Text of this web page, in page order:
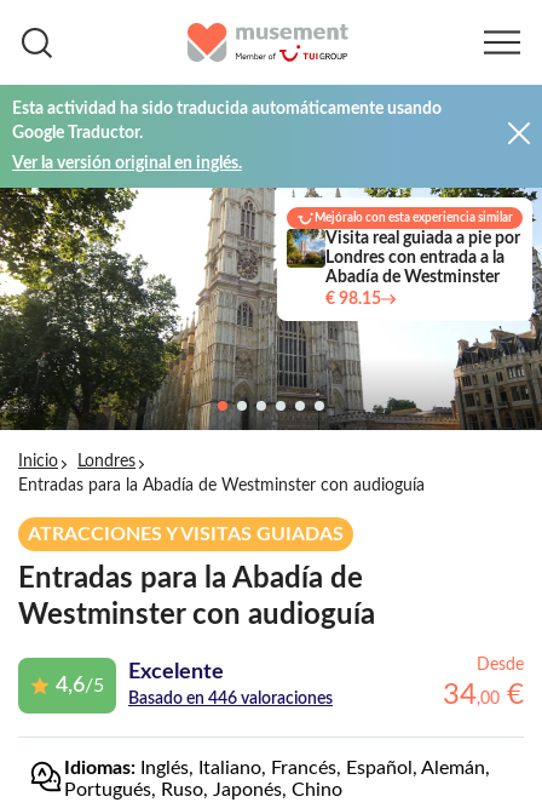
Esta actividad ha sido traducida automáticamente usando
Google Traductor.
Ver la versión original en inglés.
Mejóralo con esta experiencia similar
Visita real guiada a pie por
Londres con entrada a la
Abadía de Westminster
€ 98.15
Inicio
Londres
Entradas para la Abadía de Westminster con audioguía
ATRACCIONES Y VISITAS GUIADAS
Entradas para la Abadía de
Westminster con audioguía
4,6/5
Excelente
Basado en 446 valoraciones
Desde
34,00 €
Idiomas: Inglés, Italiano, Francés, Español, Alemán,
Portugués, Ruso, Japonés, Chino